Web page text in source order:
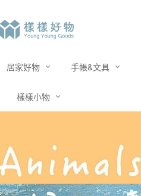
居家好物 手帳&文具
樣樣小物